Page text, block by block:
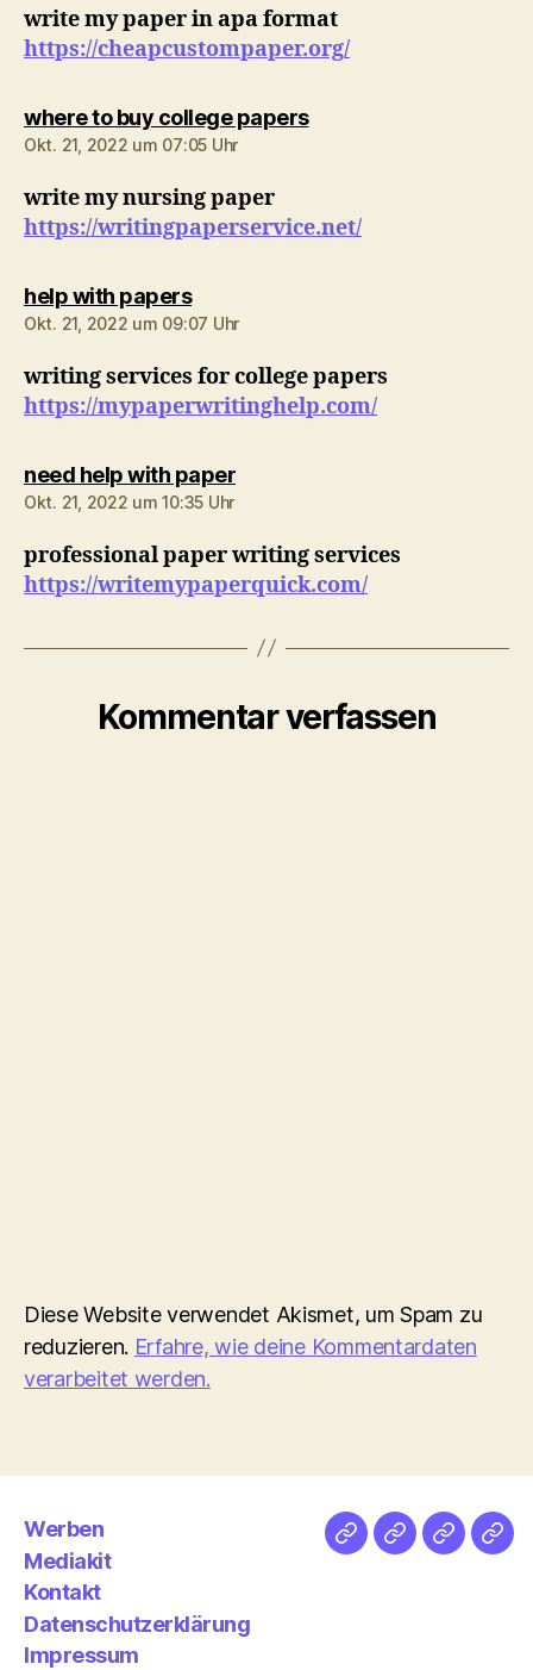
write my paper in apa format
https://cheapcustompaper.org/
where to buy college paperssagt:
Okt. 21, 2022 um 07:05 Uhr
write my nursing paper
https://writingpaperservice.net/
help with paperssagt:
Okt. 21, 2022 um 09:07 Uhr
writing services for college papers
https://mypaperwritinghelp.com/
need help with papersagt:
Okt. 21, 2022 um 10:35 Uhr
professional paper writing services
https://writemypaperquick.com/
Kommentar verfassen
Diese Website verwendet Akismet, um Spam zu
reduzieren. Erfahre, wie deine Kommentardaten
verarbeitet werden.
Werben
Mediakit
Kontakt
Datenschutzerklärung
Impressum
NetzMedien